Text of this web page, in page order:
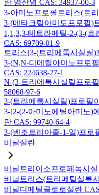
란 염산염 CAS: 34937-00-3
3-아미노프로필트리스(트
3-(메타크릴아미도프로필)
1,1,3,3-테트라메틸-2-(3-(
CAS: 69709-01-9
트리스[3-(트리에톡시실릴)
3-(N,N-디메틸아미노프로
CAS: 224638-27-1
N-(3-트리에톡시실릴프로
58068-97-6
3-(트리에톡시실릴)프로필
3-[2-(2-아미노에틸아미노)
란 CAS: 99740-64-4
3-(벤조트리아졸-1-일)프로
비닐실란
비닐트리이소프로페녹시실
비닐트리스(트리메틸실록
비닐디메틸클로로실란